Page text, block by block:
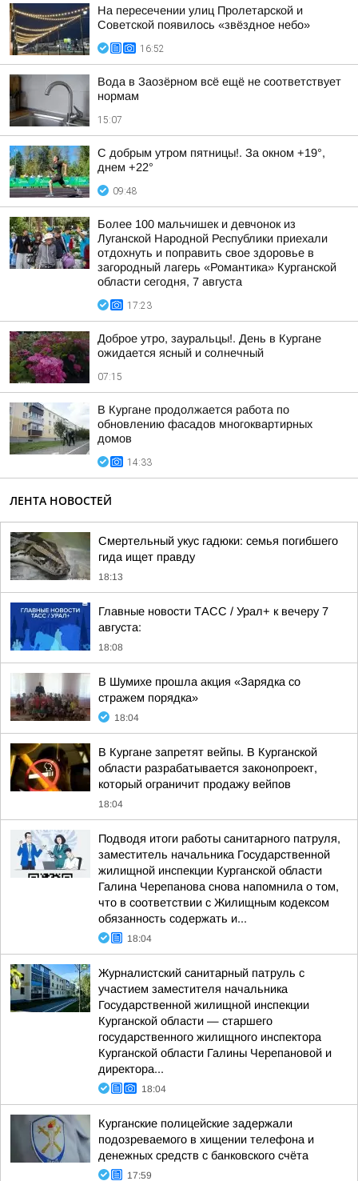
На пересечении улиц Пролетарской и
Советской появилось «звёздное небо»
16:52
Вода в Заозёрном всё ещё не соответствует
нормам
15:07
С добрым утром пятницы!. За окном +19°,
днем +22°
09:48
Более 100 мальчишек и девчонок из
Луганской Народной Республики приехали
отдохнуть и поправить свое здоровье в
загородный лагерь «Романтика» Курганской
области сегодня, 7 августа
17:23
Доброе утро, зауральцы!. День в Кургане
ожидается ясный и солнечный
07:15
В Кургане продолжается работа по
обновлению фасадов многоквартирных
домов
14:33
ЛЕНТА НОВОСТЕЙ
Смертельный укус гадюки: семья погибшего
гида ищет правду
18:13
Главные новости ТАСС / Урал+ к вечеру 7
августа:
18:08
В Шумихе прошла акция «Зарядка со
стражем порядка»
18:04
В Кургане запретят вейпы. В Курганской
области разрабатывается законопроект,
который ограничит продажу вейпов
18:04
Подводя итоги работы санитарного патруля,
заместитель начальника Государственной
жилищной инспекции Курганской области
Галина Черепанова снова напомнила о том,
что в соответствии с Жилищным кодексом
обязанность содержать и...
18:04
Журналистский санитарный патруль с
участием заместителя начальника
Государственной жилищной инспекции
Курганской области — старшего
государственного жилищного инспектора
Курганской области Галины Черепановой и
директора...
18:04
Курганские полицейские задержали
подозреваемого в хищении телефона и
денежных средств с банковского счёта
17:59